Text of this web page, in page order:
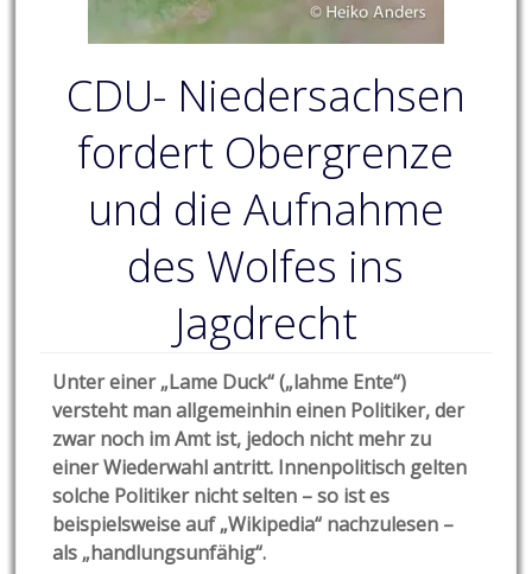
CDU- Niedersachsen
fordert Obergrenze
und die Aufnahme
des Wolfes ins
Jagdrecht
Unter einer „Lame Duck“ („lahme Ente“)
versteht man allgemeinhin einen Politiker, der
zwar noch im Amt ist, jedoch nicht mehr zu
einer Wiederwahl antritt. Innenpolitisch gelten
solche Politiker nicht selten – so ist es
beispielsweise auf „Wikipedia“ nachzulesen –
als „handlungsunfähig“.